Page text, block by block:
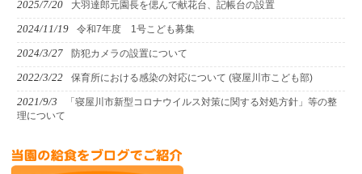
2025/7/20 大羽達郎元園長を偲んで献花台、記帳台の設置
2024/11/19 令和7年度 1号こども募集
2024/3/27 防犯カメラの設置について
2022/3/22 保育所における感染の対応について (寝屋川市こども部)
2021/9/3
「寝屋川市新型コロナウイルス対策に関する対処方針」等の整
理について